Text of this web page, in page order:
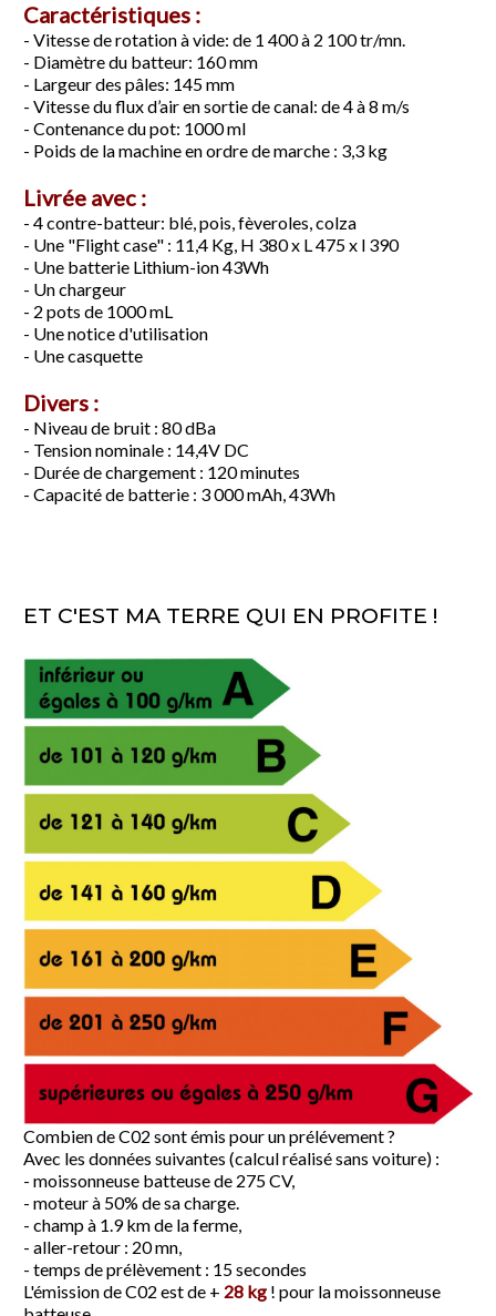
Caractéristiques :
- Vitesse de rotation à vide: de 1 400 à 2 100 tr/mn.
- Diamètre du batteur: 160 mm
- Largeur des pâles: 145 mm
- Vitesse du flux d’air en sortie de canal: de 4 à 8 m/s
- Contenance du pot: 1000 ml
- Poids de la machine en ordre de marche : 3,3 kg
Livrée avec :
- 4 contre-batteur: blé, pois, fèveroles, colza
- Une "Flight case" : 11,4 Kg, H 380 x L 475 x l 390
- Une batterie Lithium-ion 43Wh
- Un chargeur
- 2 pots de 1000 mL
- Une notice d'utilisation
- Une casquette
Divers :
- Niveau de bruit : 80 dBa
- Tension nominale : 14,4V DC
- Durée de chargement : 120 minutes
- Capacité de batterie : 3 000 mAh, 43Wh
ET C'EST MA TERRE QUI EN PROFITE !
Combien de C02 sont émis pour un prélévement ?
Avec les données suivantes (calcul réalisé sans voiture) :
- moissonneuse batteuse de 275 CV,
- moteur à 50% de sa charge.
- champ à 1.9 km de la ferme,
- aller-retour : 20 mn,
- temps de prélèvement : 15 secondes
L'émission de C02 est de + 28 kg ! pour la moissonneuse